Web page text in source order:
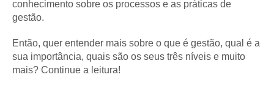
conhecimento sobre os processos e as práticas de
gestão.
Então, quer entender mais sobre o que é gestão, qual é a
sua importância, quais são os seus três níveis e muito
mais? Continue a leitura!